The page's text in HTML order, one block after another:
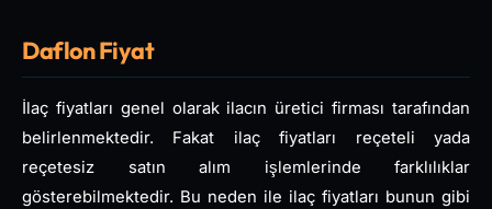
Daflon Fiyat
İlaç fiyatları genel olarak ilacın üretici firması tarafından
belirlenmektedir. Fakat ilaç fiyatları reçeteli yada
reçetesiz satın alım işlemlerinde farklılıklar
gösterebilmektedir. Bu neden ile ilaç fiyatları bunun gibi